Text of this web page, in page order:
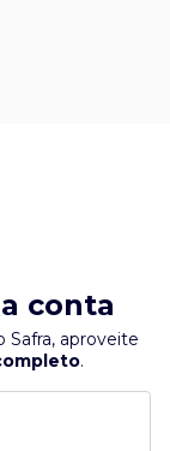
conta
Safra, aproveite
.